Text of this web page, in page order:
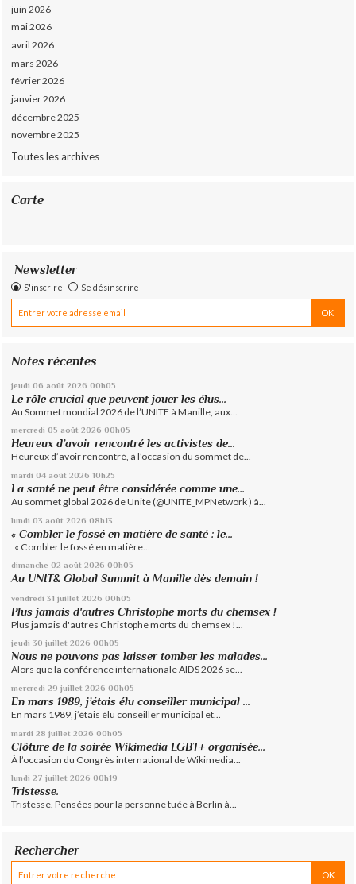
juin 2026
mai 2026
avril 2026
mars 2026
février 2026
janvier 2026
décembre 2025
novembre 2025
Toutes les archives
Carte
Newsletter
S'inscrire Se désinscrire
Notes récentes
jeudi 06 août 2026 00h05
Le rôle crucial que peuvent jouer les élus...
Au Sommet mondial 2026 de l’UNITE à Manille, aux...
mercredi 05 août 2026 00h05
Heureux d’avoir rencontré les activistes de...
Heureux d’avoir rencontré, à l’occasion du sommet de...
mardi 04 août 2026 10h25
La santé ne peut être considérée comme une...
Au sommet global 2026 de Unite (@UNITE_MPNetwork ) à...
lundi 03 août 2026 08h13
« Combler le fossé en matière de santé : le...
« Combler le fossé en matière...
dimanche 02 août 2026 00h05
Au UNIT& Global Summit à Manille dès demain !
vendredi 31 juillet 2026 00h05
Plus jamais d'autres Christophe morts du chemsex !
Plus jamais d'autres Christophe morts du chemsex !...
jeudi 30 juillet 2026 00h05
Nous ne pouvons pas laisser tomber les malades...
Alors que la conférence internationale AIDS 2026 se...
mercredi 29 juillet 2026 00h05
En mars 1989, j’étais élu conseiller municipal ...
En mars 1989, j’étais élu conseiller municipal et...
mardi 28 juillet 2026 00h05
Clôture de la soirée Wikimedia LGBT+ organisée...
À l’occasion du Congrès international de Wikimedia...
lundi 27 juillet 2026 00h19
Tristesse.
Tristesse. Pensées pour la personne tuée à Berlin à...
Rechercher